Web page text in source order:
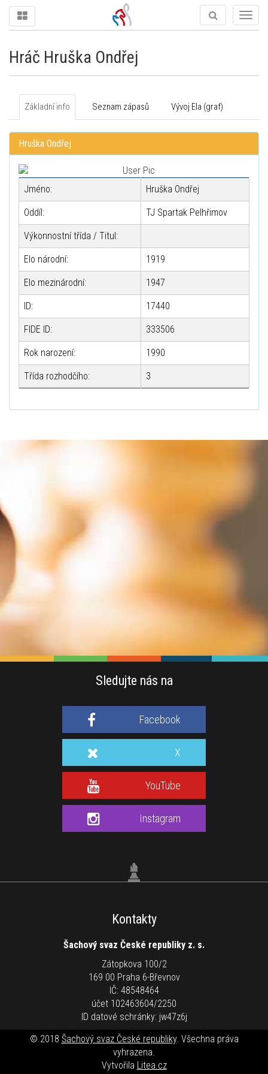
Hráč Hruška Ondřej
Základní info Seznam zápasů Vývoj Ela (graf)
Hruška Ondřej
Jméno: Hruška Ondřej
Oddíl: TJ Spartak Pelhřimov
Výkonnostní třída / Titul:
Elo národní: 1919
Elo mezinárodní: 1947
ID: 17440
FIDE ID: 333506
Rok narození: 1990
Třída rozhodčího: 3
Sledujte nás na
Facebook
X
YouTube
Instagram
Kontakty
Šachový svaz České republiky z. s.
Zátopkova 100/2
169 00 Praha 6-Břevnov
IČ: 48548464
účet 102463604/2250
ID datové schránky: jw47z6j
© 2018 Šachový svaz České republiky. Všechna práva
vyhrazena.
Vytvořila Litea.cz